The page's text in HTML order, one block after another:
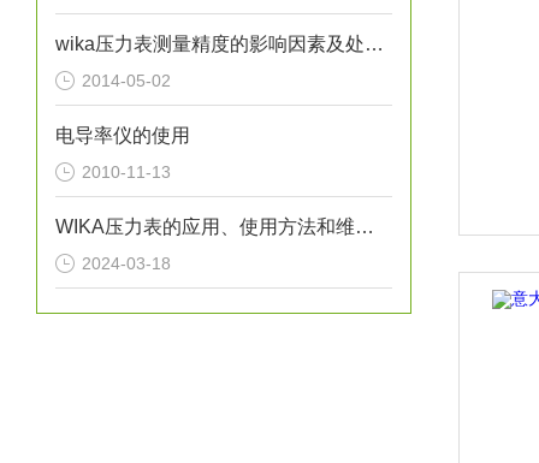
wika压力表测量精度的影响因素及处理方法分析
2014-05-02
电导率仪的使用
2010-11-13
WIKA压力表的应用、使用方法和维护要点解析
2024-03-18